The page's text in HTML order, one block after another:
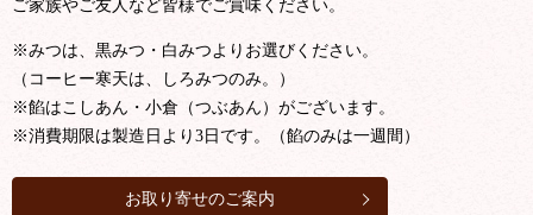
ご家族やご友人など皆様でご賞味ください。
※みつは、黒みつ・白みつよりお選びください。
（コーヒー寒天は、しろみつのみ。）
※餡はこしあん・小倉（つぶあん）がございます。
※消費期限は製造日より3日です。（餡のみは一週間）
お取り寄せのご案内